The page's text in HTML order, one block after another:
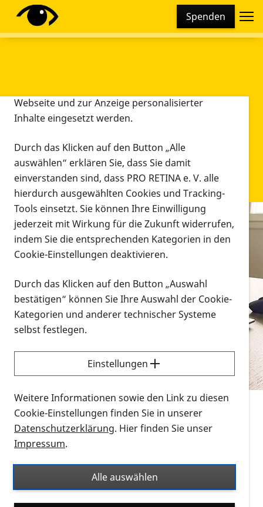
Spenden
Infomaterial
Infomaterial
Vorlesen
Alle Infomaterialien in verschiedenen
Formaten an einem Ort
Sie möchten wissen, wie Sie nach Infonmaterial
suchen und dieses bestellen bzw. herunterladen
können? Schauen Sie sich dieErklärvideos zum
Thema Infomaterial auf der PRO RETINA-Website
für blinde und sehbehinderte Menschen an.
Auf dieser Seite finden Sie sämtliches Infomaterial
Ort. Nutzen Sie den Formatfilter, um ausschließlich
nach Flyern und Broschüren, Audios oder Videos zu
suchen. Die meisten Flyer und Broschüren werden in
Diese Webseite setzt verschiedene Cookies und
Tracking-Tools ein. Dies beinhaltet Cookies und
Webseite und zur Anzeige personalisierter
Inhalte eingesetzt werden.
Durch das Klicken auf den Button „Alle
auswählen“ erklären Sie, dass Sie damit
einverstanden sind, dass PRO RETINA e. V. alle
hierdurch ausgewählten Cookies und Tracking-
Tools einsetzt. Sie können Ihre Einwilligung
jederzeit mit Wirkung für die Zukunft widerrufen,
indem Sie die entsprechenden Kategorien in den
Cookie-Einstellungen deaktivieren.
Durch das Klicken auf den Button „Auswahl
bestätigen“ können Sie Ihre Auswahl der Cookie-
Kategorien und anderer technischer Systeme
selbst festlegen.
Einstellungen
Weitere Informationen sowie den Link zu diesen
Cookie-Einstellungen finden Sie in unserer
Datenschutzerklärung. Hier finden Sie unser
Impressum.
Alle auswählen